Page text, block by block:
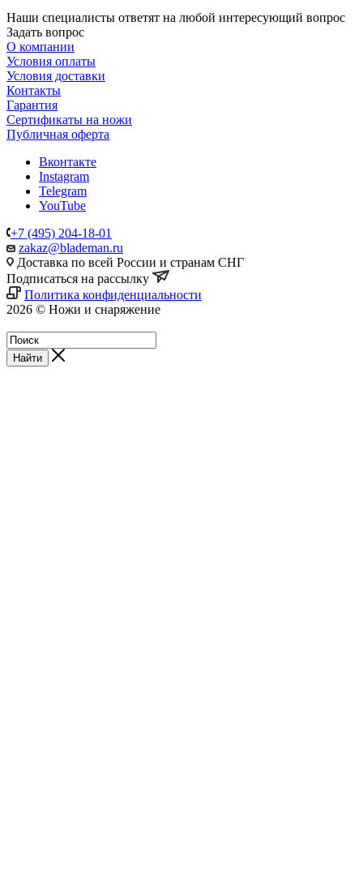
Наши специалисты ответят на любой интересующий вопрос
Задать вопрос
О компании
Условия оплаты
Условия доставки
Контакты
Гарантия
Сертификаты на ножи
Публичная оферта
Вконтакте
Instagram
Telegram
YouTube
+7 (495) 204-18-01
zakaz@blademan.ru
Доставка по всей России и странам СНГ
Подписаться на рассылку
Политика конфиденциальности
2026 © Ножи и снаряжение
Найти